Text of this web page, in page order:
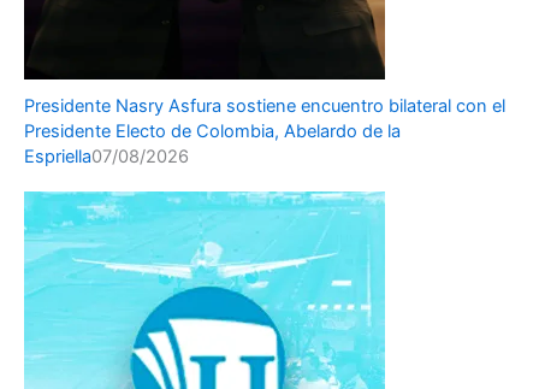
Presidente Nasry Asfura sostiene encuentro bilateral con el
Presidente Electo de Colombia, Abelardo de la
Espriella07/08/2026